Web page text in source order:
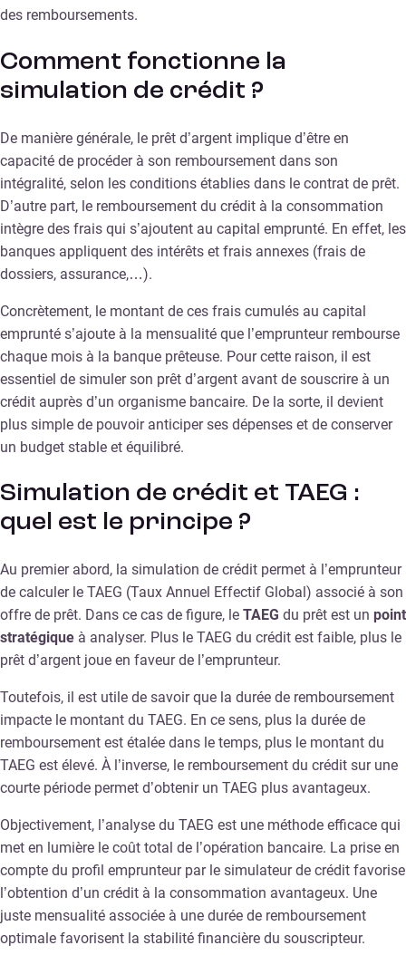
des remboursements.
Comment fonctionne la
simulation de crédit ?
De manière générale, le prêt d’argent implique d’être en
capacité de procéder à son remboursement dans son
intégralité, selon les conditions établies dans le contrat de prêt.
D’autre part, le remboursement du crédit à la consommation
intègre des frais qui s’ajoutent au capital emprunté. En effet, les
banques appliquent des intérêts et frais annexes (frais de
dossiers, assurance,…).
Concrètement, le montant de ces frais cumulés au capital
emprunté s’ajoute à la mensualité que l’emprunteur rembourse
chaque mois à la banque prêteuse. Pour cette raison, il est
essentiel de simuler son prêt d’argent avant de souscrire à un
crédit auprès d’un organisme bancaire. De la sorte, il devient
plus simple de pouvoir anticiper ses dépenses et de conserver
un budget stable et équilibré.
Simulation de crédit et TAEG :
quel est le principe ?
Au premier abord, la simulation de crédit permet à l’emprunteur
de calculer le TAEG (Taux Annuel Effectif Global) associé à son
offre de prêt. Dans ce cas de figure, le TAEG du prêt est un point
stratégique à analyser. Plus le TAEG du crédit est faible, plus le
prêt d’argent joue en faveur de l’emprunteur.
Toutefois, il est utile de savoir que la durée de remboursement
impacte le montant du TAEG. En ce sens, plus la durée de
remboursement est étalée dans le temps, plus le montant du
TAEG est élevé. À l’inverse, le remboursement du crédit sur une
courte période permet d’obtenir un TAEG plus avantageux.
Objectivement, l’analyse du TAEG est une méthode efficace qui
met en lumière le coût total de l’opération bancaire. La prise en
compte du profil emprunteur par le simulateur de crédit favorise
l’obtention d’un crédit à la consommation avantageux. Une
juste mensualité associée à une durée de remboursement
optimale favorisent la stabilité financière du souscripteur.